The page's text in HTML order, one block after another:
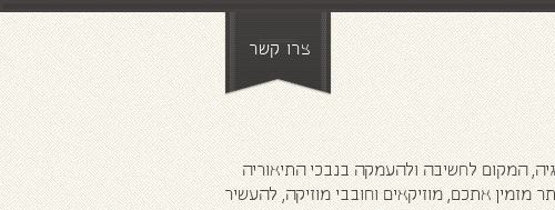
צרו קשר
המקום לחשיבה ולהעמקה בנבכי התיאוריה
מזמין אתכם, מוזיקאים וחובבי מוזיקה, להעשיר